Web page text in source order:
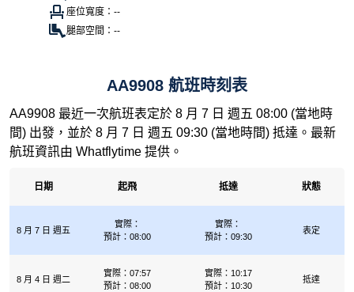
座位寬度：--
腿部空間：--
AA9908 航班時刻表
AA9908 最近一次航班表定於 8 月 7 日 週五 08:00 (當地時
間) 出發，並於 8 月 7 日 週五 09:30 (當地時間) 抵達。最新
航班資訊由 Whatflytime 提供。
日期 起飛 抵達 狀態
8 月 7 日 週五
實際：
預計：08:00
實際：
預計：09:30
表定
8 月 4 日 週二
實際：07:57
預計：08:00
實際：10:17
預計：10:30
抵達